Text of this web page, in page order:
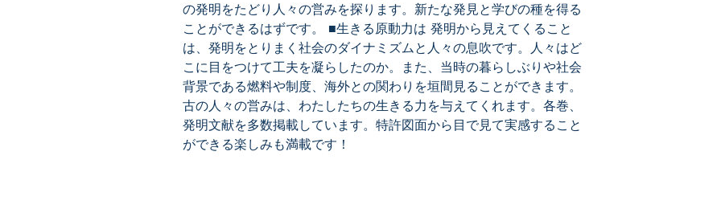
の発明をたどり人々の営みを探ります。新たな発見と学びの種を得る
ことができるはずです。 ■生きる原動力は 発明から見えてくること
は、発明をとりまく社会のダイナミズムと人々の息吹です。人々はど
こに目をつけて工夫を凝らしたのか。また、当時の暮らしぶりや社会
背景である燃料や制度、海外との関わりを垣間見ることができます。
古の人々の営みは、わたしたちの生きる力を与えてくれます。各巻、
発明文献を多数掲載しています。特許図面から目で見て実感すること
ができる楽しみも満載です！